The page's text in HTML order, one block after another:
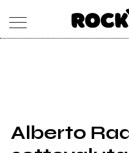
SHOP
RADIO
Alberto